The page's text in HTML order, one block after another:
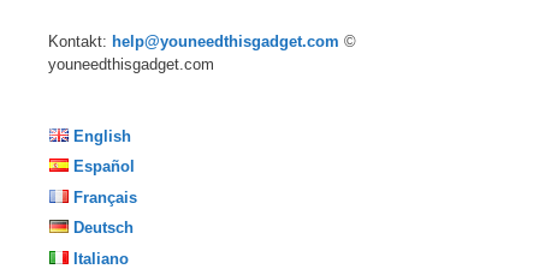
Kontakt: help@youneedthisgadget.com ©
youneedthisgadget.com
English
Español
Français
Deutsch
Italiano